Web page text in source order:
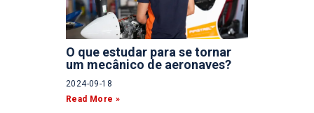
O que estudar para se tornar
um mecânico de aeronaves?
2024-09-18
Read More »